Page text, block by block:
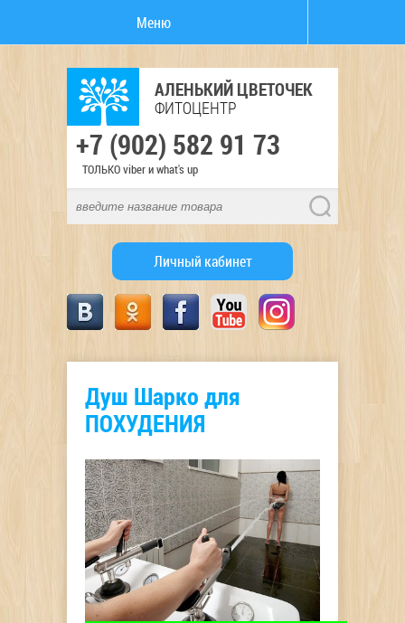
Меню
АЛЕНЬКИЙ ЦВЕТОЧЕК
ФИТОЦЕНТР
+7 (902) 582 91 73
ТОЛЬКО viber и what's up
Личный кабинет
Душ Шарко для
ПОХУДЕНИЯ